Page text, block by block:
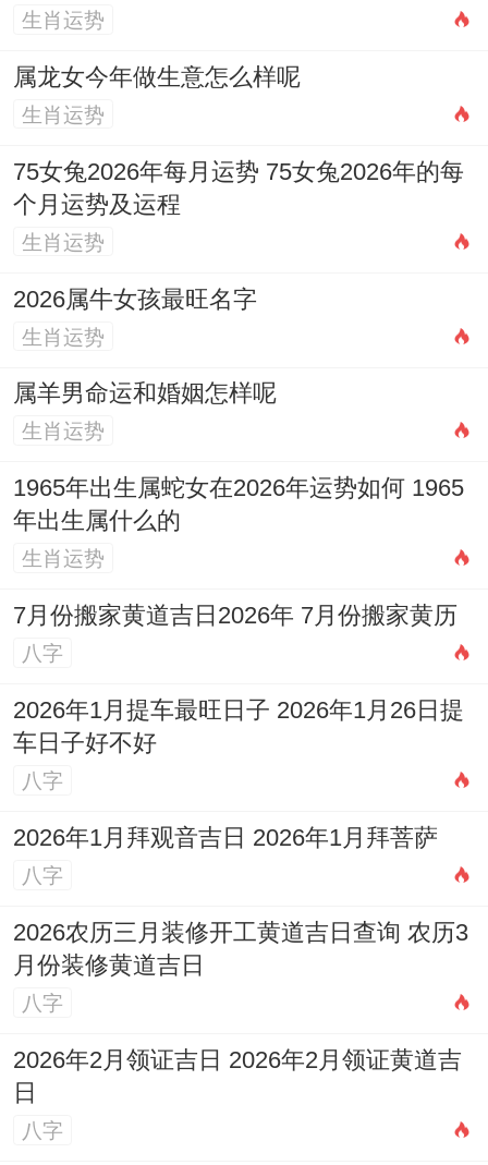
系，不如投资于自身成长，学习新知识，培
养兴趣爱好，提升事业技能 ，当个人状态变
得更优秀 、更自信时自然会吸引更优质的关
善用时机，推进关系， 假如感情稳定，计划
在2026年结婚的属鼠女，需格外注意择吉
日，并做好详细的筹备，以化解冲太岁可能
带来的小插曲，假如关系遇到困难，不妨将
过坦诚沟通来决定未来方向。
四、事业财运对婚姻的作用与平衡之路
2026年属鼠女性的事业与财运同样受冲太岁
作用，而这必然会与婚姻感情产生联动，理
解这种关联，并寻求平衡，至关重要。
事业方面 变动较大。可能有岗位调整、跳槽
机遇或职场人际紧张，工作压力增加，可能
占用更多时间与精力，从而忽略了伴侣的感
受，需要与伴侣充分沟通，争取理解与支
持，避免因工作忽视家庭而引发矛盾。
财运方面 起伏明显。可能有意外开支或投资
亏损，财务压力会成为夫妻争吵的，这一年
宜守不宜攻，谨慎理财，避免高风险投资，
与伴侣共同制定合理的家庭预算，能减少因
钱财产生的摩擦，在家中正东方正财位摆放
祥安阁聚宝皆财
摆件，帮助稳固财源，守护
生肖运势
属龙女今年做生意怎么样呢
生肖运势
75女兔2026年每月运势 75女兔2026年的每
个月运势及运程
生肖运势
2026属牛女孩最旺名字
生肖运势
属羊男命运和婚姻怎样呢
生肖运势
1965年出生属蛇女在2026年运势如何 1965
年出生属什么的
生肖运势
7月份搬家黄道吉日2026年 7月份搬家黄历
八字
2026年1月提车最旺日子 2026年1月26日提
车日子好不好
八字
2026年1月拜观音吉日 2026年1月拜菩萨
八字
2026农历三月装修开工黄道吉日查询 农历3
月份装修黄道吉日
八字
2026年2月领证吉日 2026年2月领证黄道吉
日
八字